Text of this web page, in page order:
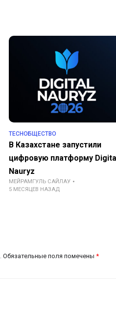
TECHОБЩЕСТВО
В Казахстане запустили
цифровую платформу
Nauryz
МЕЙРАМГУЛЬ САЙЛАУ
5 МЕСЯЦЕВ НАЗАД
Обязательные поля помечены *